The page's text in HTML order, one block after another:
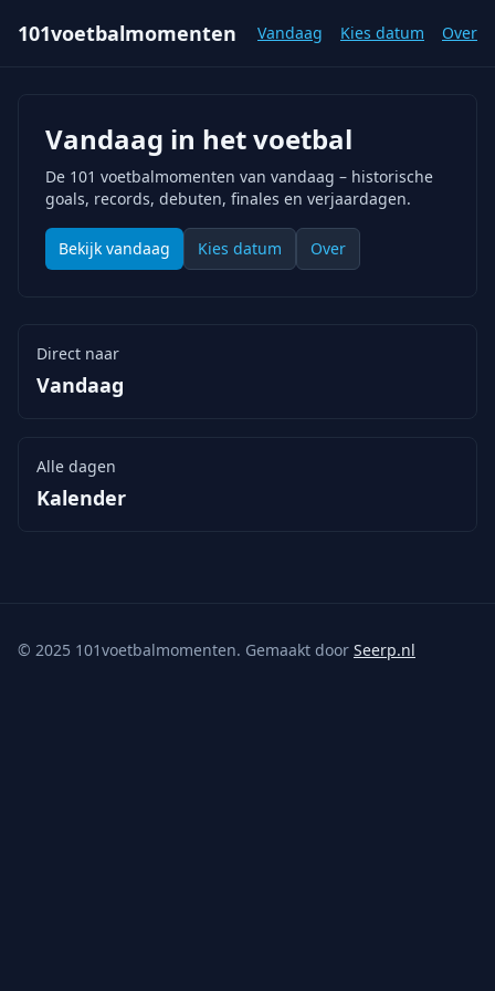
101voetbalmomenten Vandaag Kies datum Over
Vandaag in het voetbal
De 101 voetbalmomenten van vandaag – historische
goals, records, debuten, finales en verjaardagen.
Bekijk vandaag Kies datum Over
Direct naar
Vandaag
Alle dagen
Kalender
© 2025 101voetbalmomenten. Gemaakt door Seerp.nl